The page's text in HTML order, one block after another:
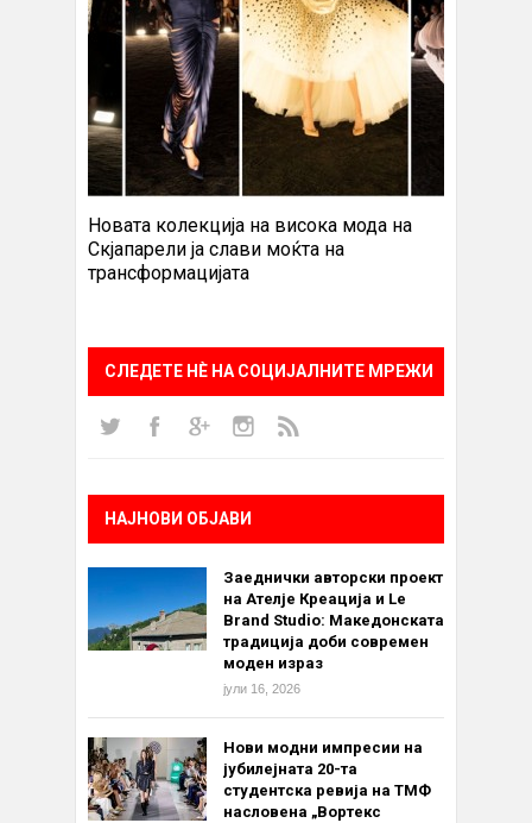
Новата колекција на висока мода на
Скјапарели ја слави моќта на
трансформацијата
СЛЕДЕТЕ НÈ НА СОЦИЈАЛНИТЕ МРЕЖИ
НАЈНОВИ ОБЈАВИ
Заеднички авторски проект
на Ателје Креација и Le
Brand Studio: Македонската
традиција доби современ
моден израз
јули 16, 2026
Нови модни импресии на
јубилејната 20-та
студентска ревија на ТМФ
насловена „Вортекс